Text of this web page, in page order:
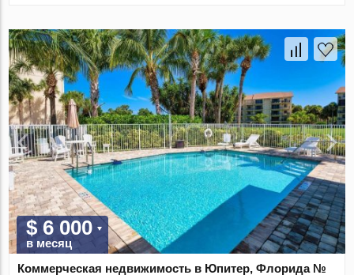
$ 6 000
в месяц
Коммерческая недвижимость в Юпитер, Флорида №